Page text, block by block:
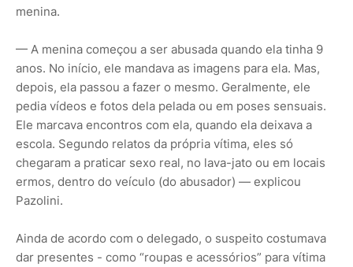
menina.
— A menina começou a ser abusada quando ela tinha 9
anos. No início, ele mandava as imagens para ela. Mas,
depois, ela passou a fazer o mesmo. Geralmente, ele
pedia vídeos e fotos dela pelada ou em poses sensuais.
Ele marcava encontros com ela, quando ela deixava a
escola. Segundo relatos da própria vítima, eles só
chegaram a praticar sexo real, no lava-jato ou em locais
ermos, dentro do veículo (do abusador) — explicou
Pazolini.
Ainda de acordo com o delegado, o suspeito costumava
dar presentes - como “roupas e acessórios” para vítima